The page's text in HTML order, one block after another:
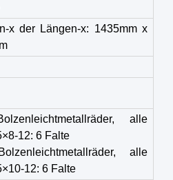
x der Längen-x: 1435mm x
alle
12: 6 Falte
alle
12: 6 Falte